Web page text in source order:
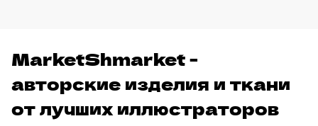
MarketShmarket -
авторские изделия и ткани
от лучших иллюстраторов